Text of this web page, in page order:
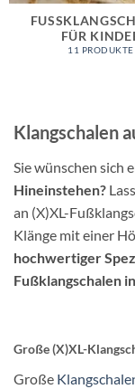
ÜR
11 PRODUKTE
Klangschalen
Sie wünschen sich
Hineinstehen?
an (X)XL-
Klänge mit einer
hochwertiger
Fußklangschalen
Große (X)XL-
Große